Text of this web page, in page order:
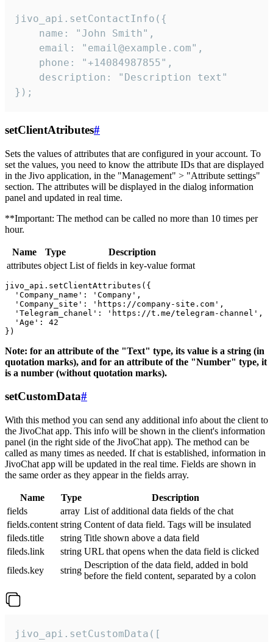
jivo_api.setContactInfo({
    name: "John Smith",
    email: "email@example.com",
    phone: "+14084987855",
    description: "Description text"
});
setClientAtributes#
Sets the values ​​of attributes that are configured in your account. To
set the values, you need to know the attribute IDs that are displayed
in the Jivo application, in the "Management" > "Attribute settings"
section. The attributes will be displayed in the dialog information
panel and updated in real time.
**Important: The method can be called no more than 10 times per
hour.
Name Type
Description
attributes object List of fields in key-value format
jivo_api.setClientAttributes({
  'Company_name': 'Company',
  'Company_site': 'https://company-site.com',
  'Telegram_chanel': 'https://t.me/telegram-channel',
  'Age': 42
Note: for an attribute of the "Text" type, its value is a string (in
quotation marks), and for an attribute of the "Number" type, it
is a number (without quotation marks).
setCustomData#
With this method you can send any additional info about the client to
the JivoChat app. This info will be shown in the client's information
panel (in the right side of the JivoChat app). The method can be
called as many times as needed. If chat is established, information in
JivoChat app will be updated in the real time. Fields are shown in
the same order as they appear in the fields array.
Name Type
Description
fields
array List of additional data fields of the chat
fields.content string Content of data field. Tags will be insulated
fileds.title
string Title shown above a data field
fileds.link
string URL that opens when the data field is clicked
fileds.key
string
Description of the data field, added in bold
before the field content, separated by a colon
jivo_api.setCustomData([